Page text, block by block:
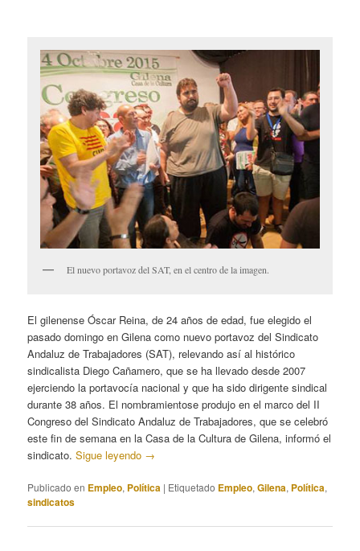
El nuevo portavoz del SAT, en el centro de la imagen.
El gilenense Óscar Reina, de 24 años de edad, fue elegido el
pasado domingo en Gilena como nuevo portavoz del Sindicato
Andaluz de Trabajadores (SAT), relevando así al histórico
sindicalista Diego Cañamero, que se ha llevado desde 2007
ejerciendo la portavocía nacional y que ha sido dirigente sindical
durante 38 años. El nombramientose produjo en el marco del II
Congreso del Sindicato Andaluz de Trabajadores, que se celebró
este fin de semana en la Casa de la Cultura de Gilena, informó el
sindicato.Sigue leyendo →
Publicado en Empleo, Política | Etiquetado Empleo,Gilena, Política,
sindicatos